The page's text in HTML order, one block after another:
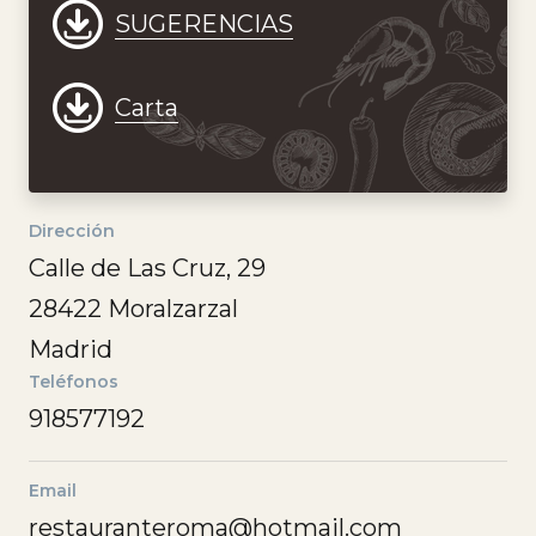
SUGERENCIAS
Carta
Dirección
Calle de Las Cruz, 29
28422 Moralzarzal
Madrid
Teléfonos
918577192
Email
restauranteroma@hotmail.com